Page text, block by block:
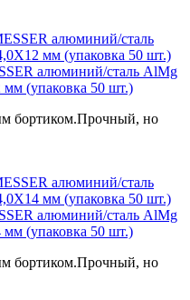
алюминий/сталь AlMg
(упаковка 50 шт.)
бортиком.Прочный, но
алюминий/сталь AlMg
(упаковка 50 шт.)
бортиком.Прочный, но